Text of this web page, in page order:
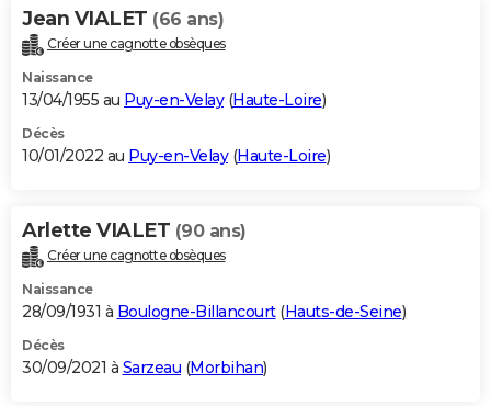
Jean VIALET (66 ans)
Créer une cagnotte obsèques
Naissance
13/04/1955 au Puy-en-Velay(Haute-Loire)
Décès
10/01/2022 au Puy-en-Velay(Haute-Loire)
Arlette VIALET (90 ans)
Créer une cagnotte obsèques
Naissance
28/09/1931 à Boulogne-Billancourt(Hauts-de-Seine)
Décès
30/09/2021 à Sarzeau (Morbihan)